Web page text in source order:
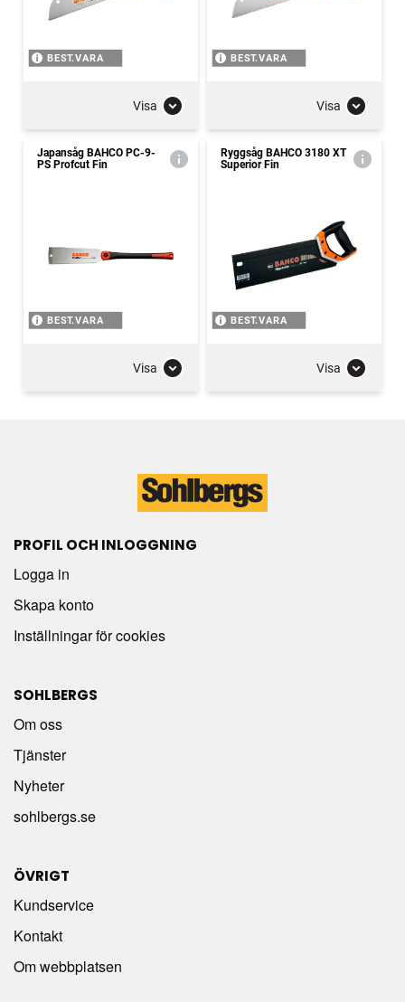
BEST.VARA
Visa
BEST.VARA
Visa
Japansåg BAHCO PC-9-
PS Profcut Fin
BEST.VARA
Visa
Ryggsåg BAHCO 3180 XT
Superior Fin
BEST.VARA
Visa
PROFIL OCH INLOGGNING
Logga in
Skapa konto
Inställningar för cookies
SOHLBERGS
Om oss
Tjänster
Nyheter
sohlbergs.se
ÖVRIGT
Kundservice
Kontakt
Om webbplatsen